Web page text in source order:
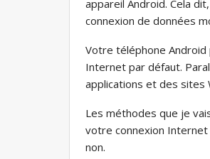
appareil Android. Cela
connexion de données
Votre téléphone
Internet par défaut.
applications et des
Les méthodes que je
votre connexion
non.